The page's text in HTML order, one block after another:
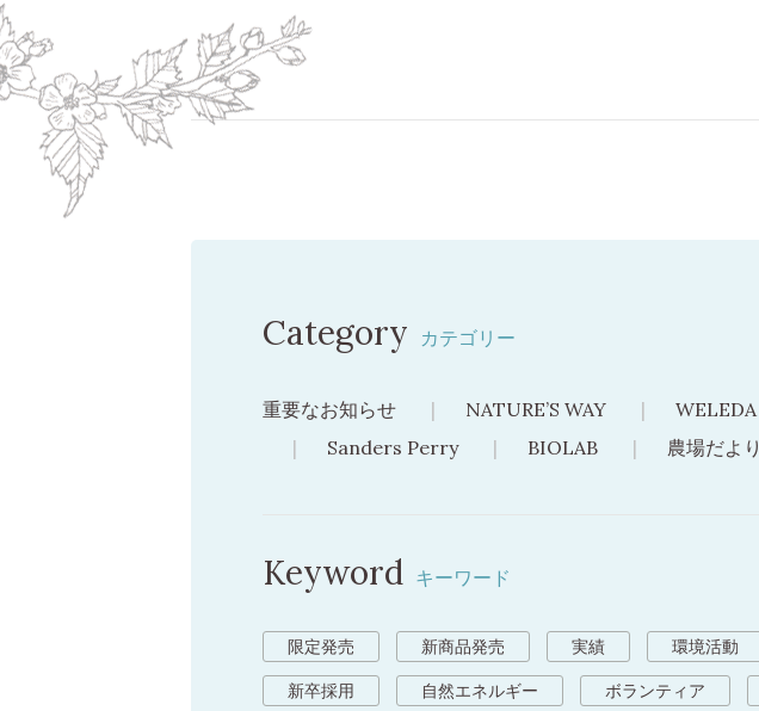
Category カテゴリー
重要なお知らせ NATURE’S WAY WELEDA
Sanders Perry
BIOLAB 農場だより
Keyword キーワード
限定発売 新商品発売 実績 環境活動
新卒採用 自然エネルギー ボランティア